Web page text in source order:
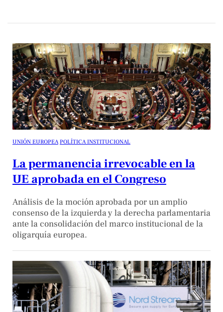
UNIÓN EUROPEA POLÍTICA INSTITUCIONAL
La permanencia irrevocable en la
UE aprobada en el Congreso
Análisis de la moción aprobada por un amplio
consenso de la izquierda y la derecha parlamentaria
ante la consolidación del marco institucional de la
oligarquía europea.